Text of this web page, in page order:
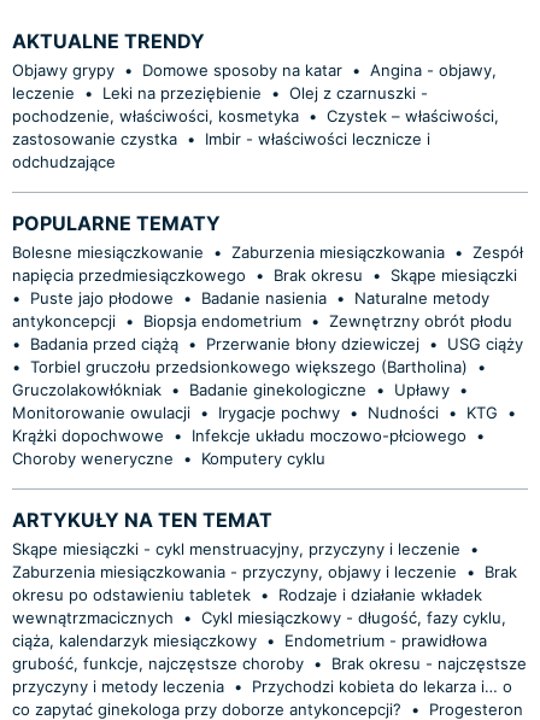
AKTUALNE TRENDY
Objawy grypy • Domowe sposoby na katar • Angina - objawy,
leczenie
• Leki na przeziębienie • Olej z czarnuszki -
pochodzenie, właściwości, kosmetyka • Czystek – właściwości,
zastosowanie czystka •
Imbir - właściwości lecznicze i
odchudzające
POPULARNE TEMATY
Bolesne miesiączkowanie • Zaburzenia miesiączkowania • Zespół
napięcia przedmiesiączkowego
• Brak okresu •
Skąpe miesiączki
•
Puste jajo płodowe • Badanie nasienia •
Naturalne metody
antykoncepcji • Biopsja endometrium • Zewnętrzny obrót płodu
•
Badania przed ciążą • Przerwanie błony dziewiczej •
USG ciąży
• Torbiel gruczołu przedsionkowego większego (Bartholina)
•
Gruczolakowłókniak • Badanie ginekologiczne • Upławy •
Monitorowanie owulacji • Irygacje pochwy • Nudności • KTG
•
Krążki dopochwowe
• Infekcje układu moczowo-płciowego
•
Choroby weneryczne
• Komputery cyklu
ARTYKUŁY NA TEN TEMAT
Skąpe miesiączki - cykl menstruacyjny, przyczyny i leczenie
•
Zaburzenia miesiączkowania - przyczyny, objawy i leczenie
•
Brak
okresu po odstawieniu tabletek •
Rodzaje i działanie wkładek
wewnątrzmacicznych
• Cykl miesiączkowy - długość, fazy cyklu,
ciąża, kalendarzyk miesiączkowy •
Endometrium - prawidłowa
grubość, funkcje, najczęstsze choroby •
Brak okresu - najczęstsze
przyczyny i metody leczenia •
Przychodzi kobieta do lekarza i… o
co zapytać ginekologa przy doborze antykoncepcji?
•
Progesteron